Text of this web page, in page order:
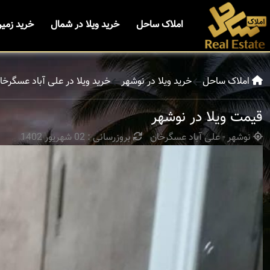
املاک ساحل خرید ویلا در شمال خرید
املاک ساحل خرید ویلا در نوشهر خرید ویلا در علی آباد
قیمت ویلا در نوشهر
نوشهر - علی آباد عسگرخان بروزرسانی : 02 شهریور 1402